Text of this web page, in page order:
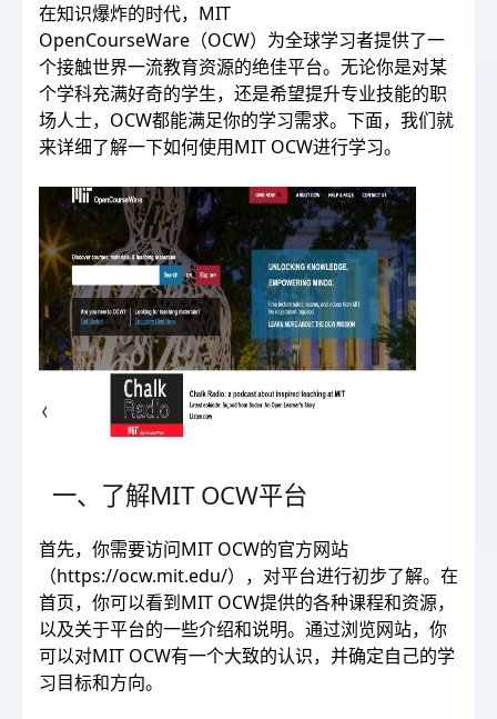
在知识爆炸的时代，MIT
OpenCourseWare（OCW）为全球学习者提供了一
个接触世界一流教育资源的绝佳平台。无论你是对某
个学科充满好奇的学生，还是希望提升专业技能的职
场人士，OCW都能满足你的学习需求。下面，我们就
来详细了解一下如何使用MIT OCW进行学习。
一、了解MIT OCW平台
首先，你需要访问MIT OCW的官方网站
（https://ocw.mit.edu/），对平台进行初步了解。在
首页，你可以看到MIT OCW提供的各种课程和资源，
以及关于平台的一些介绍和说明。通过浏览网站，你
可以对MIT OCW有一个大致的认识，并确定自己的学
习目标和方向。